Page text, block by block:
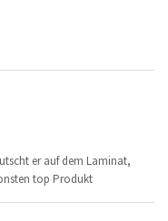
er auf dem Laminat,
top Produkt